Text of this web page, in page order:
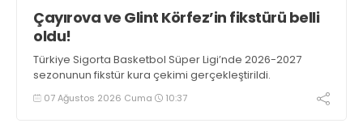
Çayırova ve Glint Körfez’in fikstürü belli
oldu!
Türkiye Sigorta Basketbol Süper Ligi’nde 2026-2027
sezonunun fikstür kura çekimi gerçekleştirildi.
07 Ağustos 2026 Cuma 10:37